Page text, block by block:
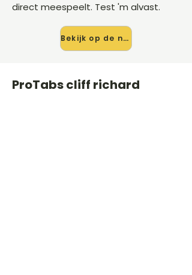
direct meespeelt. Test 'm alvast.
Bekijk op de nieuwe site →
ProTabs cliff richard